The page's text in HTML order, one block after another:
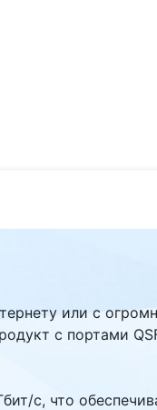
или с
с портами
с, что